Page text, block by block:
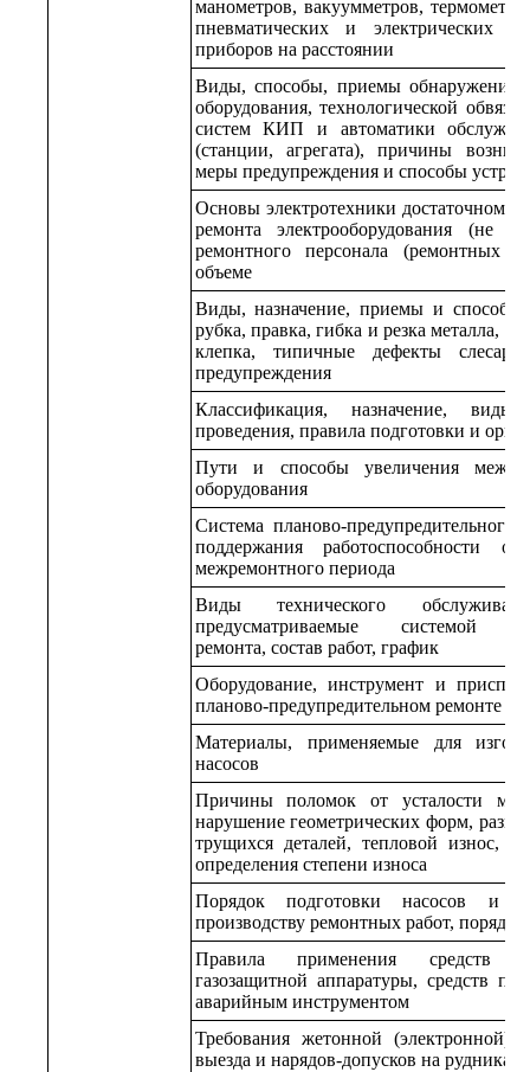
манометров, вакуумметров,
пневматических и электрических
приборов на расстоянии
Виды, способы, приемы обнаружения
оборудования, технологической
систем КИП и автоматики
(станции, агрегата), причины
меры предупреждения и способы
Основы электротехники достаточном
ремонта электрооборудования (не
ремонтного персонала (ремонтных
объеме
Виды, назначение, приемы и способы
рубка, правка, гибка и резка металла,
клепка, типичные дефекты
предупреждения
Классификация, назначение,
проведения, правила подготовки и
Пути и способы увеличения
оборудования
Система планово-
поддержания работоспособности
межремонтного периода
Виды технического
предусматриваемые системой
ремонта, состав работ, график
Оборудование, инструмент и
планово-предупредительном ремонте и
Материалы, применяемые для
насосов
Причины поломок от усталости
нарушение геометрических форм,
трущихся деталей, тепловой износ,
определения степени износа
Порядок подготовки насосов и
производству ремонтных работ,
Правила применения средств
газозащитной аппаратуры, средств
аварийным инструментом
Требования жетонной (электронной)
выезда и нарядов-допусков на рудниках